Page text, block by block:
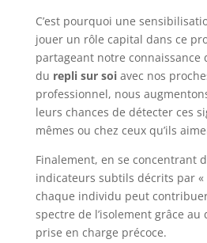
C’est pourquoi une
jouer un rôle capital dans ce
partageant notre connaissance
du repli sur soiavec nos
professionnel, nous
leurs chances de détecter ces
mêmes ou chez ceux qu’ils
Finalement, en se concentrant
indicateurs subtils décrits par «
chaque individu peut
spectre de l’isolement grâce au
prise en charge précoce.